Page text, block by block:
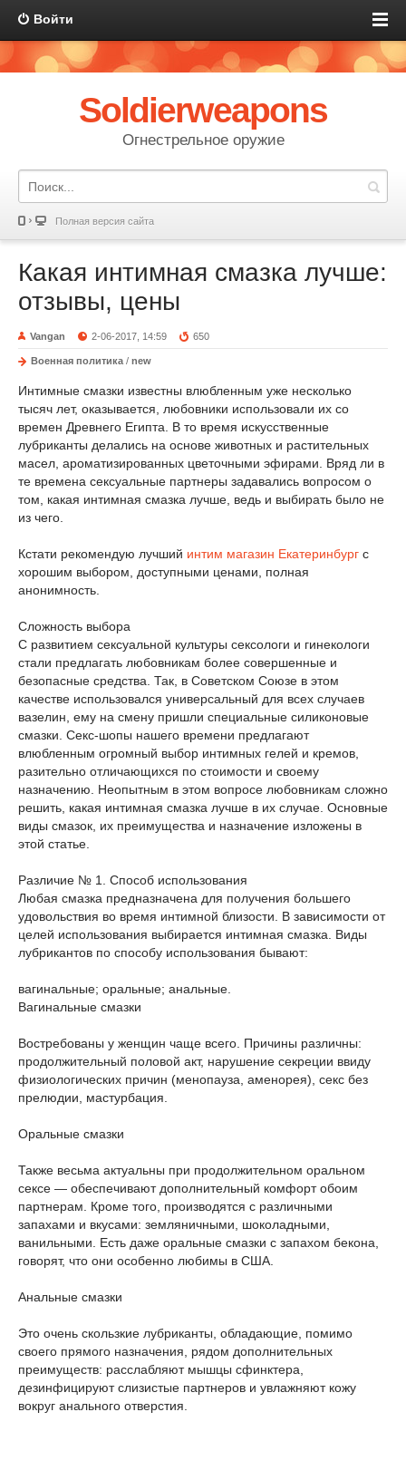
Войти
Soldierweapons
Огнестрельное оружие
Полная версия сайта
Какая интимная смазка лучше:
отзывы, цены
Vangan 2-06-2017, 14:59 650
Военная политика / new
Интимные смазки известны влюбленным уже несколько
тысяч лет, оказывается, любовники использовали их со
времен Древнего Египта. В то время искусственные
лубриканты делались на основе животных и растительных
масел, ароматизированных цветочными эфирами. Вряд ли в
те времена сексуальные партнеры задавались вопросом о
том, какая интимная смазка лучше, ведь и выбирать было не
из чего.
Кстати рекомендую лучший интим магазин Екатеринбург с
хорошим выбором, доступными ценами, полная
анонимность.
Сложность выбора
С развитием сексуальной культуры сексологи и гинекологи
стали предлагать любовникам более совершенные и
безопасные средства. Так, в Советском Союзе в этом
качестве использовался универсальный для всех случаев
вазелин, ему на смену пришли специальные силиконовые
смазки. Секс-шопы нашего времени предлагают
влюбленным огромный выбор интимных гелей и кремов,
разительно отличающихся по стоимости и своему
назначению. Неопытным в этом вопросе любовникам сложно
решить, какая интимная смазка лучше в их случае. Основные
виды смазок, их преимущества и назначение изложены в
этой статье.
Различие № 1. Способ использования
Любая смазка предназначена для получения большего
удовольствия во время интимной близости. В зависимости от
целей использования выбирается интимная смазка. Виды
лубрикантов по способу использования бывают:
вагинальные; оральные; анальные.
Вагинальные смазки
Востребованы у женщин чаще всего. Причины различны:
продолжительный половой акт, нарушение секреции ввиду
физиологических причин (менопауза, аменорея), секс без
прелюдии, мастурбация.
Оральные смазки
Также весьма актуальны при продолжительном оральном
сексе — обеспечивают дополнительный комфорт обоим
партнерам. Кроме того, производятся с различными
запахами и вкусами: земляничными, шоколадными,
ванильными. Есть даже оральные смазки с запахом бекона,
говорят, что они особенно любимы в США.
Анальные смазки
Это очень скользкие лубриканты, обладающие, помимо
своего прямого назначения, рядом дополнительных
преимуществ: расслабляют мышцы сфинктера,
дезинфицируют слизистые партнеров и увлажняют кожу
вокруг анального отверстия.